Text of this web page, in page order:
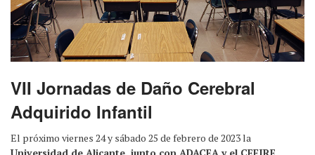
VII Jornadas de Daño Cerebral
Adquirido Infantil
El próximo viernes 24 y sábado 25 de febrero de 2023 la